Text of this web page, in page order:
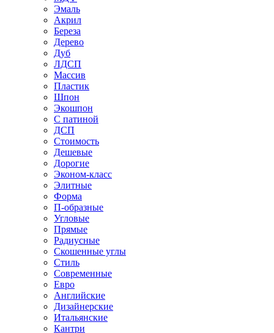
Эмаль
Акрил
Береза
Дерево
Дуб
ЛДСП
Массив
Пластик
Шпон
Экошпон
С патиной
ДСП
Стоимость
Дешевые
Дорогие
Эконом-класс
Элитные
Форма
П-образные
Угловые
Прямые
Радиусные
Скошенные углы
Стиль
Современные
Евро
Английские
Дизайнерские
Итальянские
Кантри